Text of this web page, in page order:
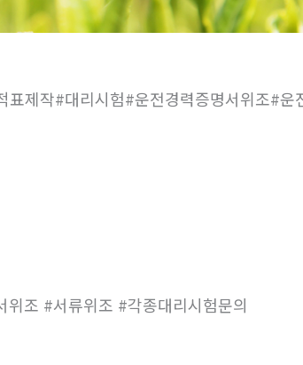
제작#대리시험#운전경력증명서위조#운
조 #서류위조 #각종대리시험문의